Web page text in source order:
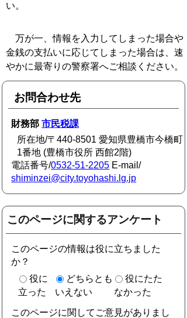
い。
万が一、情報を入力してしまった場合や
金銭の支払いに応じてしまった場合は、速
やかに最寄りの警察署へご相談ください。
お問合わせ先
財務部市民税課
所在地/〒440-8501 愛知県豊橋市今橋町
1番地 (豊橋市役所 西館2階)
電話番号/0532-51-2205 E-mail/
shiminzei@city.toyohashi.lg.jp
このページに関するアンケート
このページの情報は役に立ちました
か？
役に
立った
どちらとも
いえない
役にたた
なかった
このページに関してご意見がありまし